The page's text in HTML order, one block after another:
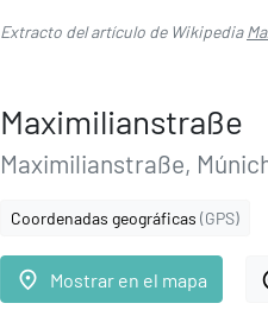
Extracto del artículo de Wikipedia
Maximilianstraße
Maximilianstraße,
Coordenadas geográficas (GPS)
place Mostrar en el mapa